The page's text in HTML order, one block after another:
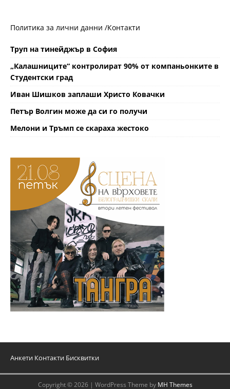
Политика за лични данни /Контакти
Труп на тинейджър в София
„Калашниците“ контролират 90% от компаньонките в
Студентски град
Иван Шишков заплаши Христо Ковачки
Петър Волгин може да си го получи
Мелони и Тръмп се скараха жестоко
Анкети Контакти Бисквитки
Copyright © 2026 | WordPress Theme by MH Themes